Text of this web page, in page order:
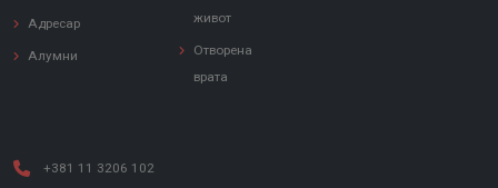
Адресар
Алумни
живот
Отворена
врата
+381 11 3206 102